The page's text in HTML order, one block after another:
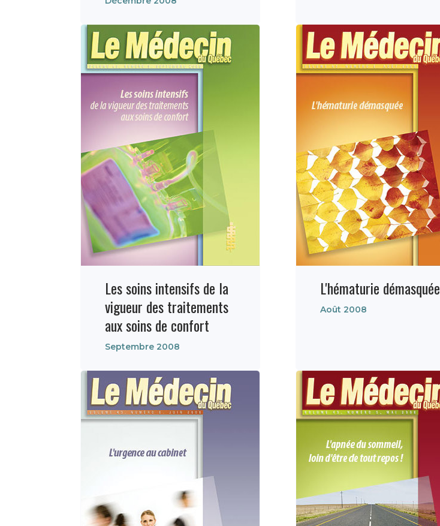
Les soins intensifs de la
vigueur des traitements
aux soins de confort
Septembre 2008
L'hématurie démasquée
Août 2008